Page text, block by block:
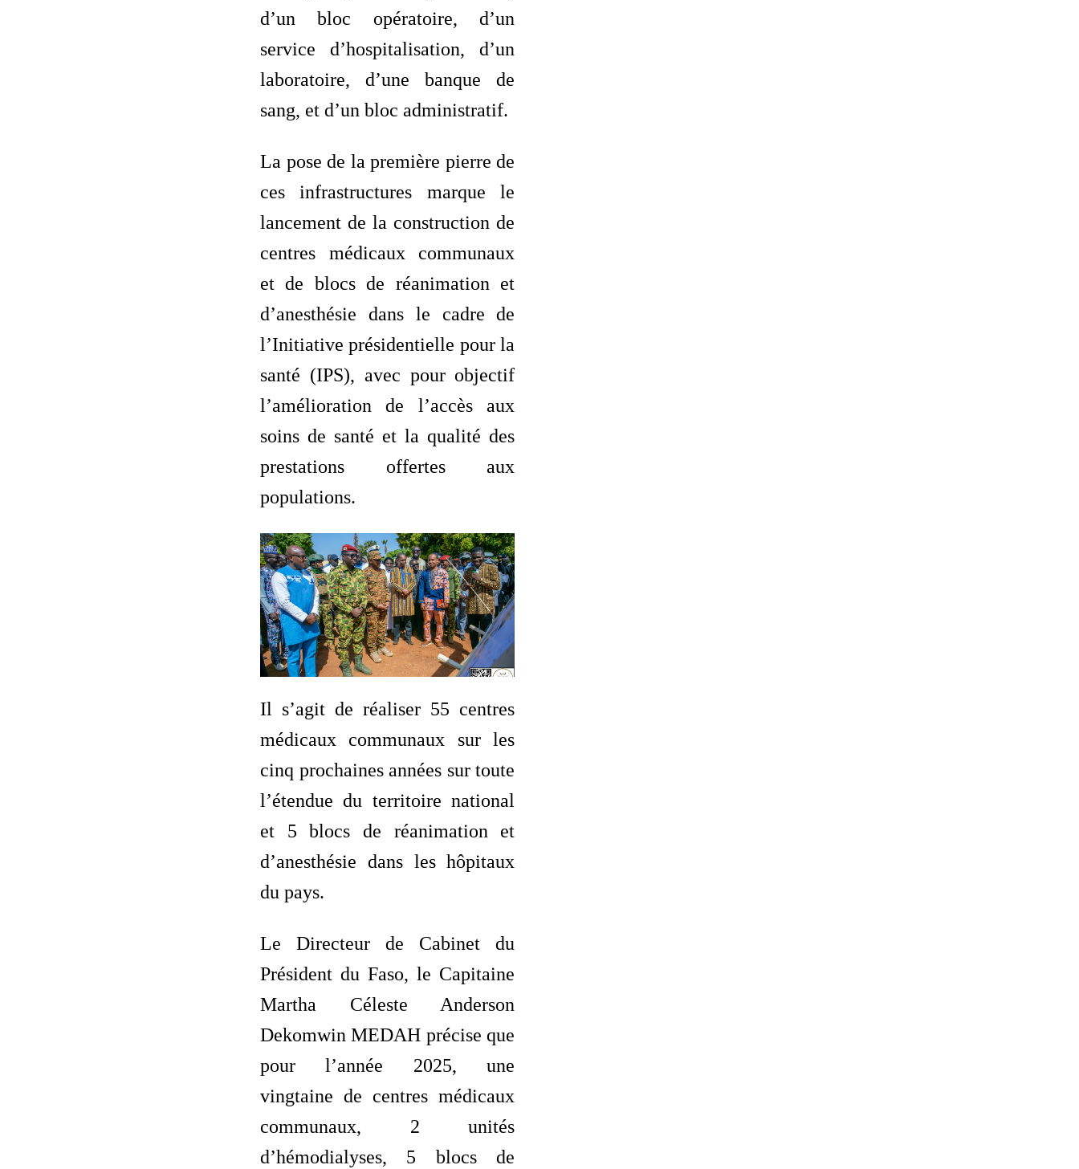
d’un bloc opératoire, d’un
service d’hospitalisation, d’un
laboratoire, d’une banque de
sang, et d’un bloc administratif.
La pose de la première pierre de
ces infrastructures marque le
lancement de la construction de
centres médicaux communaux
et de blocs de réanimation et
d’anesthésie dans le cadre de
l’Initiative présidentielle pour la
santé (IPS), avec pour objectif
l’amélioration de l’accès aux
soins de santé et la qualité des
prestations offertes aux
populations.
Il s’agit de réaliser 55 centres
médicaux communaux sur les
cinq prochaines années sur toute
l’étendue du territoire national
et 5 blocs de réanimation et
d’anesthésie dans les hôpitaux
du pays.
Le Directeur de Cabinet du
Président du Faso, le Capitaine
Martha Céleste Anderson
Dekomwin MEDAH précise que
pour l’année 2025, une
vingtaine de centres médicaux
communaux, 2 unités
d’hémodialyses, 5 blocs de